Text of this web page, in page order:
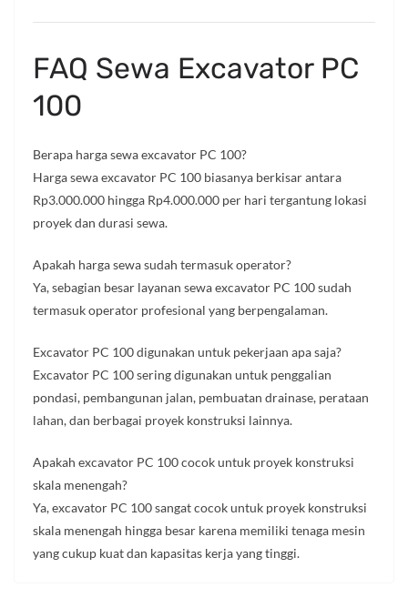
FAQ Sewa Excavator PC
100
Berapa harga sewa excavator PC 100?
Harga sewa excavator PC 100 biasanya berkisar antara
Rp3.000.000 hingga Rp4.000.000 per hari tergantung lokasi
proyek dan durasi sewa.
Apakah harga sewa sudah termasuk operator?
Ya, sebagian besar layanan sewa excavator PC 100 sudah
termasuk operator profesional yang berpengalaman.
Excavator PC 100 digunakan untuk pekerjaan apa saja?
Excavator PC 100 sering digunakan untuk penggalian
pondasi, pembangunan jalan, pembuatan drainase, perataan
lahan, dan berbagai proyek konstruksi lainnya.
Apakah excavator PC 100 cocok untuk proyek konstruksi
skala menengah?
Ya, excavator PC 100 sangat cocok untuk proyek konstruksi
skala menengah hingga besar karena memiliki tenaga mesin
yang cukup kuat dan kapasitas kerja yang tinggi.